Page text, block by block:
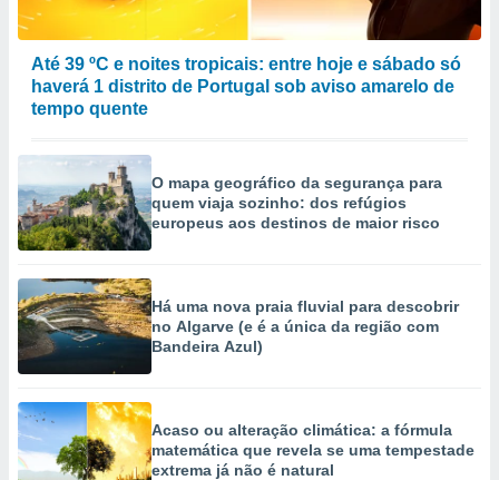
Até 39 ºC e noites tropicais: entre hoje e sábado só
haverá 1 distrito de Portugal sob aviso amarelo de
tempo quente
O mapa geográfico da segurança para
quem viaja sozinho: dos refúgios
europeus aos destinos de maior risco
Há uma nova praia fluvial para descobrir
no Algarve (e é a única da região com
Bandeira Azul)
Acaso ou alteração climática: a fórmula
matemática que revela se uma tempestade
extrema já não é natural